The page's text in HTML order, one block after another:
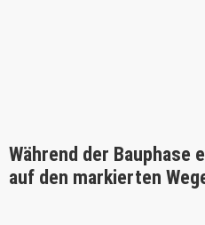
Während der Bauphase
auf den markierten